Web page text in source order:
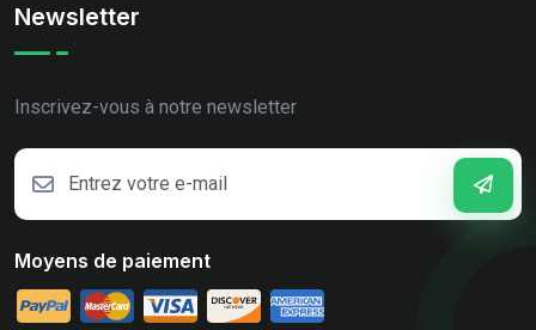
Newsletter
Inscrivez-vous à notre newsletter
Moyens de paiement